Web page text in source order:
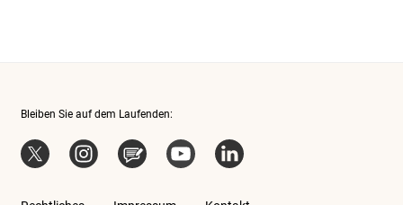
Bleiben Sie auf dem Laufenden:
X InstagramBlog YouTubeLinkedIn